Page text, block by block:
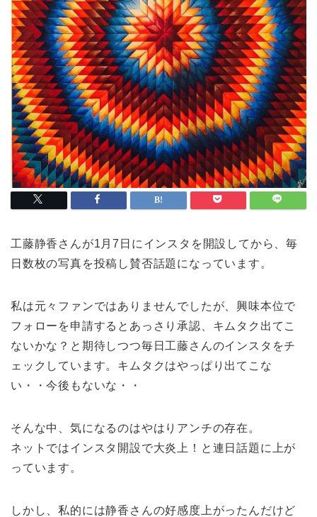
工藤静香さんが1月7日にインスタを開設してから、毎
日数枚の写真を投稿し賛否話題になっています。
私は元々ファンではありませんでしたが、興味本位で
フォローを申請するとあっさり承認、キムタク出てこ
ないかな？と期待しつつ毎日工藤さんのインスタをチ
ェックしています。キムタクはやっぱり出てこな
い・・今後もないな・・
そんな中、気になるのはやはりアンチの存在。
ネットではインスタ開設で大炎上！と連日話題に上が
っています。
しかし、私的には静香さんの好感度上がったんだけど